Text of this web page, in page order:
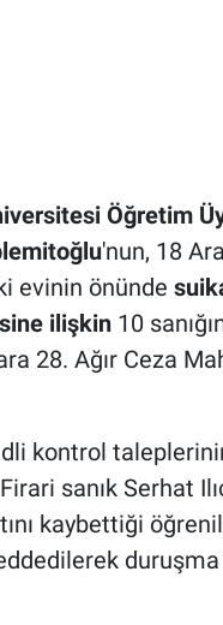
Öğretim
'nun, 18
evinin önünde
ilişkin10
28. Ağır Ceza
kontrol
sanık Serhat
kaybettiği
duruşma